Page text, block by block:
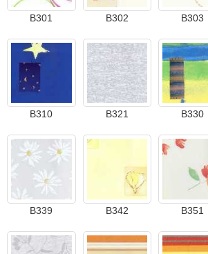
B301 B302 B303
B310 B321 B330
B339 B342 B351